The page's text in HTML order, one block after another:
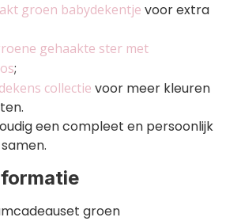
groen babydekentje voor extra
gehaakte ster met
;
collectie voor meer kleuren
een compleet en persoonlijk
groen